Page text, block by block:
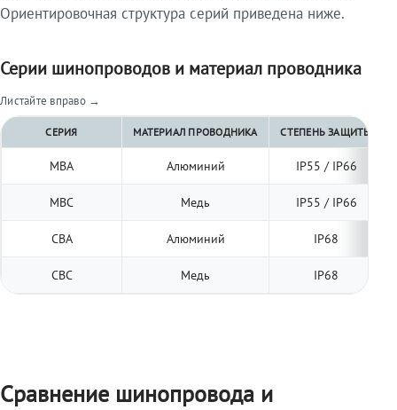
Ориентировочная структура серий приведена ниже.
Серии шинопроводов и материал проводника
Листайте вправо →
СЕРИЯ МАТЕРИАЛ ПРОВОДНИКА СТЕПЕНЬ ЗАЩИТЫ
МВА Алюминий IP55 / IP66
МВС Медь IP55 / IP66
СВА Алюминий IP68
СВС Медь IP68
Сравнение шинопровода и